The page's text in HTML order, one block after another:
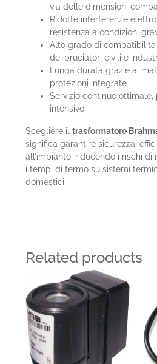
via delle dimensioni
Ridotte interferenze
resistenza a condizioni
Alto grado di
dei bruciatori civili e
Lunga durata grazie ai
protezioni integrate
Servizio continuo
intensivo
Scegliere iltrasformatore
significa garantire sicurezza,
all’impianto, riducendo i rischi
i tempi di fermo su sistemi
domestici.
Related products